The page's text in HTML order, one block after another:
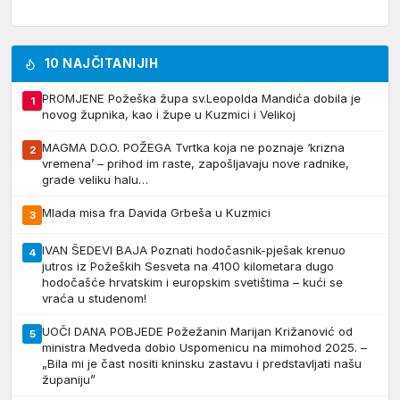
10 NAJČITANIJIH
1
PROMJENE Požeška župa sv.Leopolda Mandića dobila je
novog župnika, kao i župe u Kuzmici i Velikoj
2 MAGMA D.O.O. POŽEGA Tvrtka koja ne poznaje ‘krizna
vremena’ – prihod im raste, zapošljavaju nove radnike,
grade veliku halu…
3 Mlada misa fra Davida Grbeša u Kuzmici
4 IVAN ŠEDEVI BAJA Poznati hodočasnik-pješak krenuo
jutros iz Požeških Sesveta na 4100 kilometara dugo
hodočašće hrvatskim i europskim svetištima – kući se
vraća u studenom!
5 UOČI DANA POBJEDE Požežanin Marijan Križanović od
ministra Medveda dobio Uspomenicu na mimohod 2025. –
„Bila mi je čast nositi kninsku zastavu i predstavljati našu
županiju”